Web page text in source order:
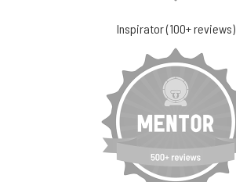
Inspirator (100+ reviews)